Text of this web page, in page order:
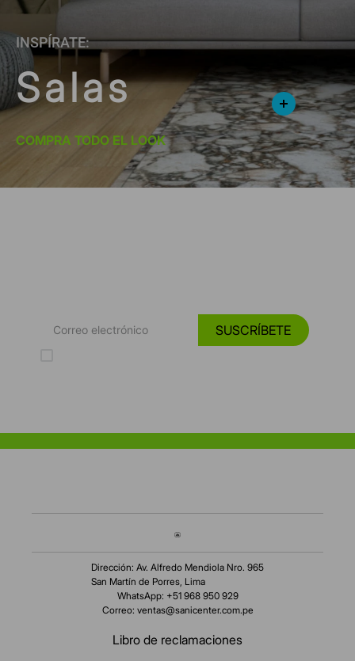
INSPÍRATE:
Salas
COMPRA TODO EL LOOK
SUSCRÍBETE
Dirección: Av. Alfredo Mendiola Nro. 965
San Martín de Porres, Lima
WhatsApp: +51 968 950 929
Correo: ventas@sanicenter.com.pe
Libro de reclamaciones